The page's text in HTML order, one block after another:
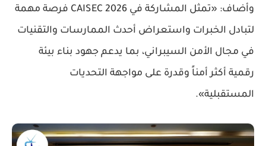
وأضاف: «تمثل المشاركة في CAISEC 2026 فرصة مهمة
لتبادل الخبرات واستعراض أحدث الممارسات والتقنيات
في مجال الأمن السيبراني، بما يدعم جهود بناء بيئة
رقمية أكثر أمناً وقدرة على مواجهة التحديات
المستقبلية».